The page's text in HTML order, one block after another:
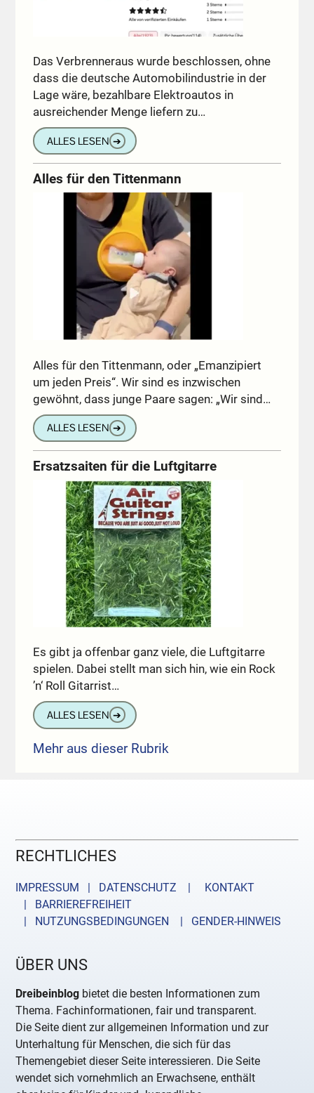
Das Verbrenneraus wurde beschlossen, ohne
dass die deutsche Automobilindustrie in der
Lage wäre, bezahlbare Elektroautos in
ausreichender Menge liefern zu…
ALLES LESEN ➔
Alles für den Tittenmann
Alles für den Tittenmann, oder „Emanzipiert
um jeden Preis“. Wir sind es inzwischen
gewöhnt, dass junge Paare sagen: „Wir sind…
ALLES LESEN ➔
Ersatzsaiten für die Luftgitarre
Es gibt ja offenbar ganz viele, die Luftgitarre
spielen. Dabei stellt man sich hin, wie ein Rock
’n‘ Roll Gitarrist…
ALLES LESEN ➔
Mehr aus dieser Rubrik
RECHTLICHES
IMPRESSUM | DATENSCHUTZ |
KONTAKT
| BARRIEREFREIHEIT
| NUTZUNGSBEDINGUNGEN
| GENDER-HINWEIS
ÜBER UNS
Dreibeinblog bietet die besten Informationen zum
Thema. Fachinformationen, fair und transparent.
Die Seite dient zur allgemeinen Information und zur
Unterhaltung für Menschen, die sich für das
Themengebiet dieser Seite interessieren. Die Seite
wendet sich vornehmlich an Erwachsene, enthält